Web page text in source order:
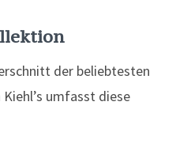
der beliebtesten
umfasst diese